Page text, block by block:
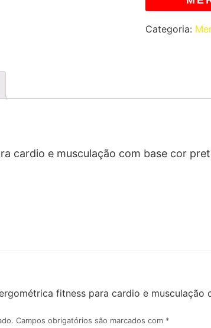
Categoria:
cardio e musculação com base cor
fitness para cardio e
Campos obrigatórios são marcados com *